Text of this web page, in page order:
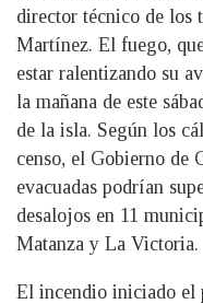
director técnico de los
Martínez. El fuego,
estar ralentizando su
la mañana de este
de la isla. Según los
censo, el Gobierno de
evacuadas podrían
desalojos en 11
Matanza y La Victoria.
El incendio iniciado el